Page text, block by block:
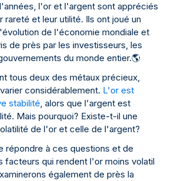
l'or et l'argent sont appréciés
rareté et leur utilité. Ils ont joué un
de l'économie mondiale et
de près par les investisseurs, les
du monde entier.🌎
tous deux des métaux précieux,
considérablement. L'or est
stabilité, alors que l'argent est
Mais pourquoi? Existe-t-il une
de l'or et celle de l'argent?
répondre à ces questions et de
facteurs qui rendent l'or moins volatil
également de près la